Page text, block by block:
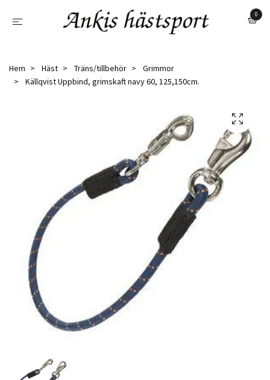
0
Hem Häst Träns/tillbehör
Grimmor
Källqvist Uppbind, grimskaft navy 60, 125,150cm.